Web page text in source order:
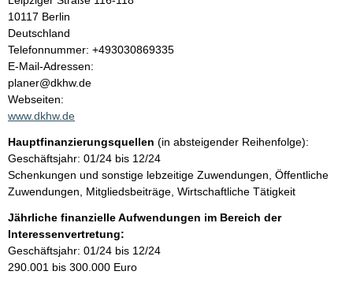
h
a
l
t
10117 Berlin
Deutschland
K
o
n
t
a
t
i
n
f
o
r
m
a
Telefonnummer: +493030869335
E-Mail-Adressen:
planer@dkhw.de
Webseiten:
www.dkhw.de
Hauptfinanzierungsquellen (in absteigender Reihenfolge):
Geschäftsjahr: 01/24 bis 12/24
Schenkungen und sonstige lebzeitige Zuwendungen, Öffentliche
Zuwendungen, Mitgliedsbeiträge, Wirtschaftliche Tätigkeit
Jährliche finanzielle Aufwendungen im Bereich der
Interessenvertretung:
Geschäftsjahr: 01/24 bis 12/24
290.001 bis 300.000 Euro